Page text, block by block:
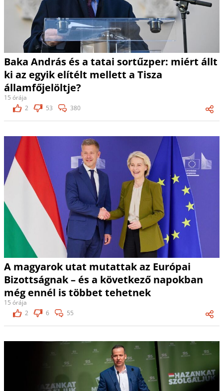
Baka András és a tatai sortűzper: miért állt
ki az egyik elítélt mellett a Tisza
államfőjelöltje?
15 órája
2
53 380
A magyarok utat mutattak az Európai
Bizottságnak – és a következő napokban
még ennél is többet tehetnek
15 órája
2
6 55